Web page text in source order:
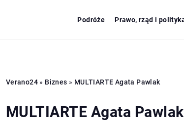
Podróże Prawo, rząd i
Verano24» Biznes » MULTIARTE Agata Pawlak
MULTIARTE Agata Pawlak